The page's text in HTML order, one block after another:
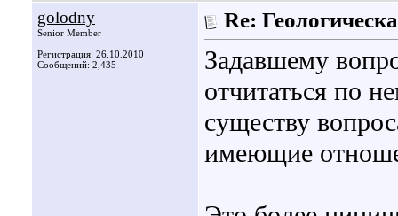
golodny
Senior Member
Регистрация: 26.10.2010
Сообщений: 2,435
Re:
Задавшему
отчитаться по
существу
имеющие